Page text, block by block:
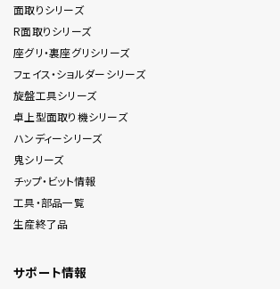
面取りシリーズ
R面取りシリーズ
座グリ・裏座グリシリーズ
フェイス・ショルダーシリーズ
旋盤工具シリーズ
卓上型面取り機シリーズ
ハンディーシリーズ
鬼シリーズ
チップ・ビット情報
工具・部品一覧
生産終了品
サポート情報